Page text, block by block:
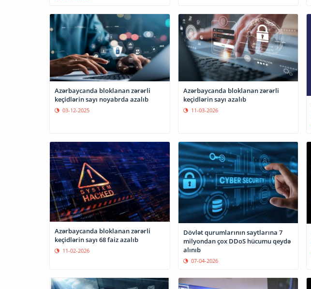
Azərbaycanda bloklanan zərərli
keçidlərin sayı noyabrda azalıb
03-12-2025
Azərbaycanda bloklanan zərərli
keçidlərin sayı azalıb
11-03-2026
Azərbaycanda bloklanan zərərli
keçidlərin sayı 68 faiz azalıb
11-02-2026
Dövlət qurumlarının saytlarına 7
milyondan çox DDoS hücumu qeydə
alınıb
07-04-2026